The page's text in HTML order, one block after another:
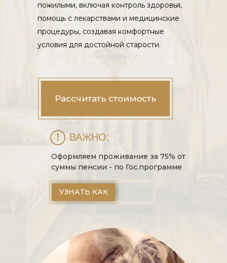
пожилыми, включая контроль здоровья,
помощь с лекарствами и медицинские
процедуры, создавая комфортные
условия для достойной старости.
Рассчитать стоимость
Оформляем проживание за 75% от
суммы пенсии - по Гос.программе
ВАЖНО:
УЗНАТЬ КАК
!